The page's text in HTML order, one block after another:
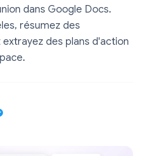
dans Google Docs.
résumez des
des plans d'action